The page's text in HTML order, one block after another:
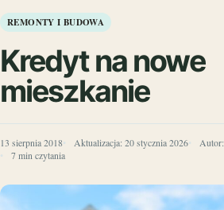
REMONTY I BUDOWA
Kredyt na nowe
mieszkanie
13 sierpnia 2018 Aktualizacja: 20 stycznia 2026 Autor:
7 min czytania